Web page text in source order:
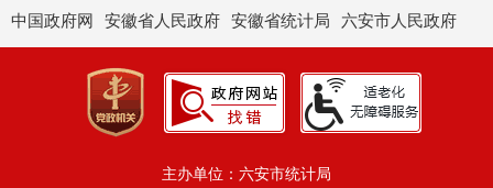
中国政府网
安徽省人民政府 安徽省统计局 六安市人民政府
主办单位：六安市统计局